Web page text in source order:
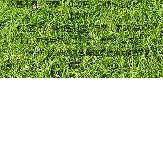
基本料：月額 1,000円（登録料として一
律徴収）
＊印西市の補助金制度（月額上限20,000
円）を活用することで、実質、基本料
1,000円のみの自己負担で通所可能で
す。